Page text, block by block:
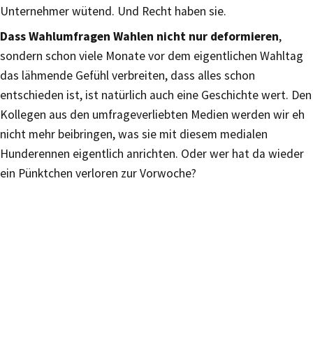
Unternehmer wütend. Und Recht haben sie.
Dass Wahlumfragen Wahlen nicht nur deformieren,
sondern schon viele Monate vor dem eigentlichen Wahltag
das lähmende Gefühl verbreiten, dass alles schon
entschieden ist, ist natürlich auch eine Geschichte wert. Den
Kollegen aus den umfrageverliebten Medien werden wir eh
nicht mehr beibringen, was sie mit diesem medialen
Hunderennen eigentlich anrichten. Oder wer hat da wieder
ein Pünktchen verloren zur Vorwoche?